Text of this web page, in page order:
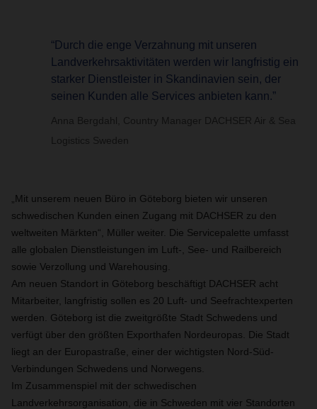
“Durch die enge Verzahnung mit unseren
Landverkehrsaktivitäten werden wir langfristig ein
starker Dienstleister in Skandinavien sein, der
seinen Kunden alle Services anbieten kann.”
Anna Bergdahl, Country Manager DACHSER Air & Sea
Logistics Sweden
„Mit unserem neuen Büro in Göteborg bieten wir unseren
schwedischen Kunden einen Zugang mit DACHSER zu den
weltweiten Märkten“, Müller weiter. Die Servicepalette umfasst
alle globalen Dienstleistungen im Luft-, See- und Railbereich
sowie Verzollung und Warehousing.
Am neuen Standort in Göteborg beschäftigt DACHSER acht
Mitarbeiter, langfristig sollen es 20 Luft- und Seefrachtexperten
werden. Göteborg ist die zweitgrößte Stadt Schwedens und
verfügt über den größten Exporthafen Nordeuropas. Die Stadt
liegt an der Europastraße, einer der wichtigsten Nord-Süd-
Verbindungen Schwedens und Norwegens.
Im Zusammenspiel mit der schwedischen
Landverkehrsorganisation, die in Schweden mit vier Standorten